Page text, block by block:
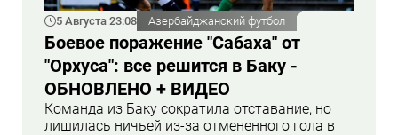
5 Августа 23:08 Азербайджанский футбол
Боевое поражение "Сабаха" от
"Орхуса": все решится в Баку -
ОБНОВЛЕНО + ВИДЕО
Команда из Баку сократила отставание, но
лишилась ничьей из-за отмененного гола в